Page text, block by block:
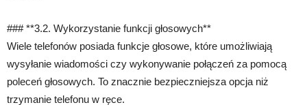
### **3.2. Wykorzystanie funkcji głosowych**
Wiele telefonów posiada funkcje głosowe, które umożliwiają
wysyłanie wiadomości czy wykonywanie połączeń za pomocą
poleceń głosowych. To znacznie bezpieczniejsza opcja niż
trzymanie telefonu w ręce.